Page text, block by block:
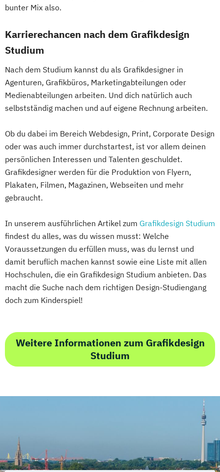
bunter Mix also.
Karrierechancen nach dem Grafikdesign
Studium
Nach dem Studium kannst du als Grafikdesigner in
Agenturen, Grafikbüros, Marketingabteilungen oder
Medienabteilungen arbeiten. Und dich natürlich auch
selbstständig machen und auf eigene Rechnung arbeiten.
Ob du dabei im Bereich Webdesign, Print, Corporate Design
oder was auch immer durchstartest, ist vor allem deinen
persönlichen Interessen und Talenten geschuldet.
Grafikdesigner werden für die Produktion von Flyern,
Plakaten, Filmen, Magazinen, Webseiten und mehr
gebraucht.
In unserem ausführlichen Artikel zum Grafikdesign Studium
findest du alles, was du wissen musst: Welche
Voraussetzungen du erfüllen muss, was du lernst und
damit beruflich machen kannst sowie eine Liste mit allen
Hochschulen, die ein Grafikdesign Studium anbieten. Das
macht die Suche nach dem richtigen Design-Studiengang
doch zum Kinderspiel!
Weitere Informationen zum Grafikdesign
Studium